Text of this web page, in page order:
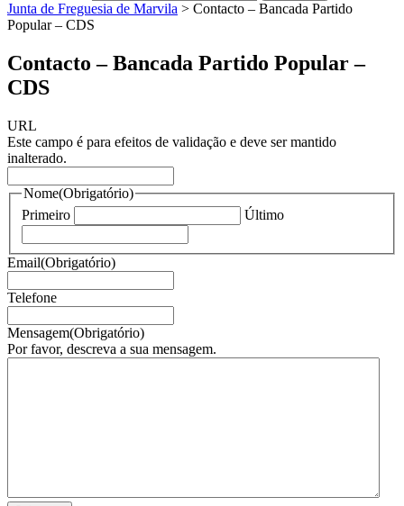
Junta de Freguesia de Marvila > Contacto – Bancada Partido
Popular – CDS
Contacto – Bancada Partido Popular –
CDS
URL
Este campo é para efeitos de validação e deve ser mantido
inalterado.
Nome(Obrigatório)
Primeiro
Último
Email(Obrigatório)
Telefone
Mensagem(Obrigatório)
Por favor, descreva a sua mensagem.